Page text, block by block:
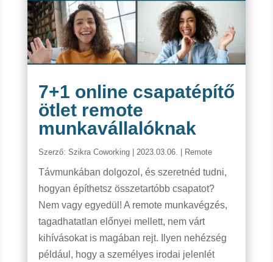
7+1 online csapatépítő
ötlet remote
munkavállalóknak
Szerző: Szikra Coworking| 2023.03.06. Remote
Távmunkában dolgozol, és szeretnéd tudni,
hogyan építhetsz összetartóbb csapatot?
Nem vagy egyedül! A remote munkavégzés,
tagadhatatlan előnyei mellett, nem várt
kihívásokat is magában rejt. Ilyen nehézség
például, hogy a személyes irodai jelenlét